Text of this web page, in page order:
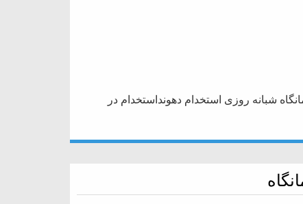
شبانه روزی استخدام دهونداستخدام در